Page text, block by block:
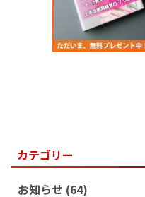
カテゴリー
お知らせ (64)